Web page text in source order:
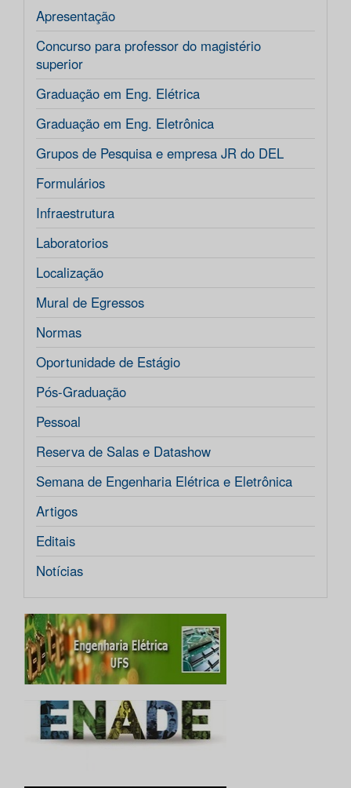
Apresentação
Concurso para professor do magistério
superior
Graduação em Eng. Elétrica
Graduação em Eng. Eletrônica
Grupos de Pesquisa e empresa JR do DEL
Formulários
Infraestrutura
Laboratorios
Localização
Mural de Egressos
Normas
Oportunidade de Estágio
Pós-Graduação
Pessoal
Reserva de Salas e Datashow
Semana de Engenharia Elétrica e Eletrônica
Artigos
Editais
Notícias